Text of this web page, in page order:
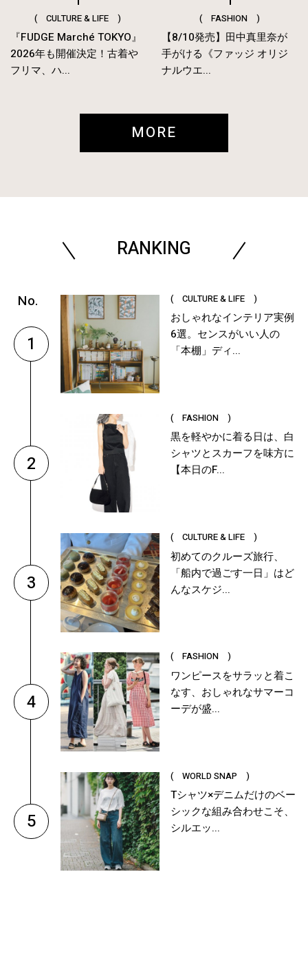
( CULTURE & LIFE )
『FUDGE Marché TOKYO』
2026年も開催決定！古着や
フリマ、ハ...
( FASHION )
【8/10発売】田中真里奈が
手がける《ファッジ オリジ
ナルウエ...
MORE
RANKING
1
( CULTURE & LIFE )
おしゃれなインテリア実例
6選。センスがいい人の
「本棚」ディ...
2
( FASHION )
黒を軽やかに着る日は、白
シャツとスカーフを味方に
【本日のF...
3
( CULTURE & LIFE )
初めてのクルーズ旅行、
「船内で過ごす一日」はど
んなスケジ...
4
( FASHION )
ワンピースをサラッと着こ
なす、おしゃれなサマーコ
ーデが盛...
5
( WORLD SNAP )
Tシャツ×デニムだけのベー
シックな組み合わせこそ、
シルエッ...